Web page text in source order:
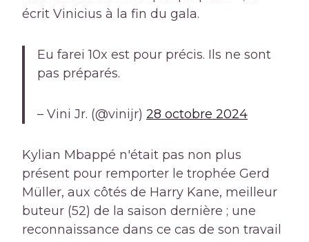
écrit Vinicius à la fin du gala.
Eu farei 10x est pour précis. Ils ne sont
pas préparés.
– Vini Jr. (@vinijr) 28 octobre 2024
Kylian Mbappé n'était pas non plus
présent pour remporter le trophée Gerd
Müller, aux côtés de Harry Kane, meilleur
buteur (52) de la saison dernière ; une
reconnaissance dans ce cas de son travail